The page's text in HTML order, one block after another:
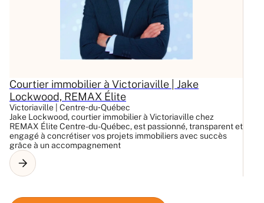
Courtier immobilier à Victoriaville | Jake
Lockwood, REMAX Élite
Victoriaville | Centre‑du‑Québec
Jake Lockwood, courtier immobilier à Victoriaville chez
REMAX Élite Centre-du-Québec, est passionné, transparent et
engagé à concrétiser vos projets immobiliers avec succès
grâce à un accompagnement